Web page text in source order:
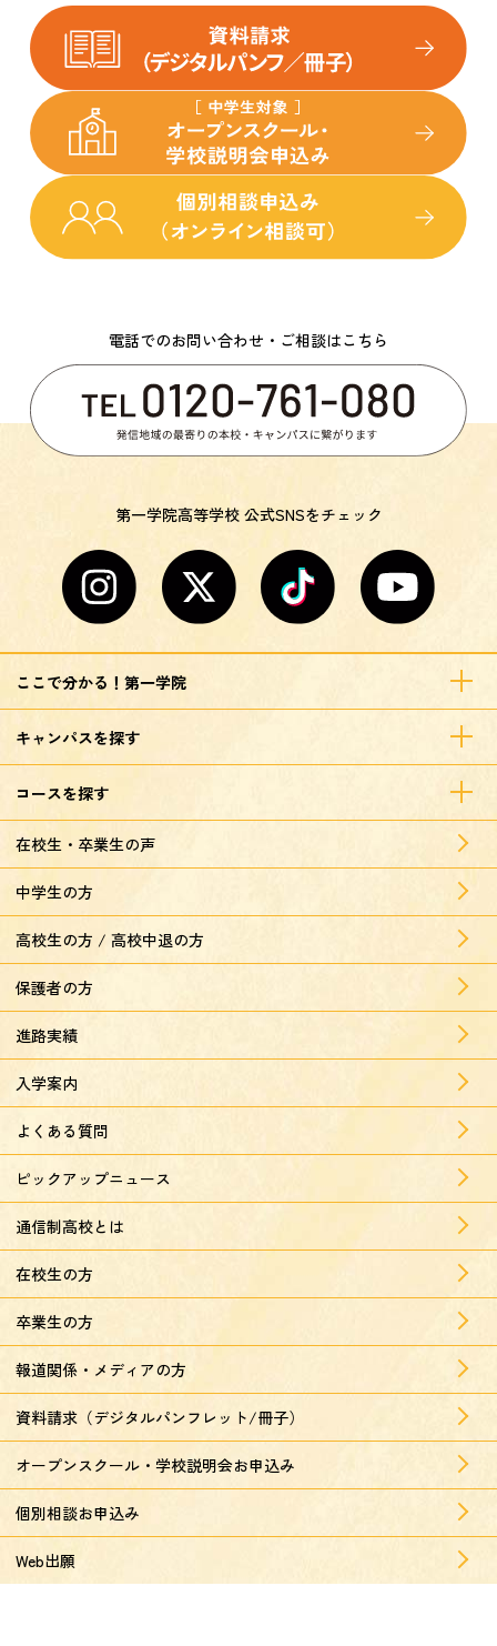
電話でのお問い合わせ・ご相談はこちら
第一学院高等学校 公式SNSをチェック
ここで分かる！第一学院
キャンパスを探す
コースを探す
在校生・卒業生の声
中学生の方
高校生の方 / 高校中退の方
保護者の方
進路実績
入学案内
よくある質問
ピックアップニュース
通信制高校とは
在校生の方
卒業生の方
報道関係・メディアの方
資料請求（デジタルパンフレット/冊子）
オープンスクール・学校説明会お申込み
個別相談お申込み
Web出願